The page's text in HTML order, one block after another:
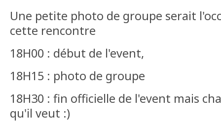
Une petite photo de groupe serait
cette rencontre
18H00 : début de l'event,
18H15 : photo de groupe
18H30 : fin officielle de l'event mais
qu'il veut :)